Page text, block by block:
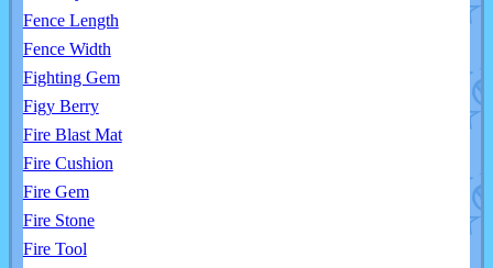
Fence Length
Fence Width
Fighting Gem
Figy Berry
Fire Blast Mat
Fire Cushion
Fire Gem
Fire Stone
Fire Tool